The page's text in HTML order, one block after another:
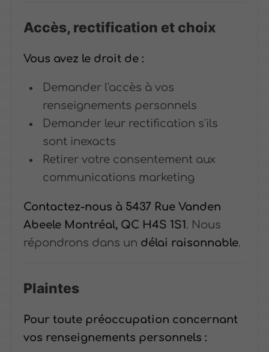
Accès, rectification et choix
Vous avez le droit de :
Demander l'accès à vos
renseignements personnels
Demander leur rectification s'ils
sont inexacts
Retirer votre consentement aux
communications marketing
Contactez-nous à 5437 Rue Vanden
Abeele Montréal, QC H4S 1S1 . Nous
répondrons dans un délai raisonnable.
Plaintes
Pour toute préoccupation concernant
vos renseignements personnels :